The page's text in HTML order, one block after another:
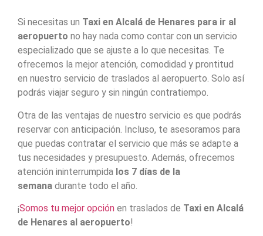
Si necesitas un Taxi en Alcalá de Henares para ir al
aeropuerto no hay nada como contar con un servicio
especializado que se ajuste a lo que necesitas. Te
ofrecemos la mejor atención, comodidad y prontitud
en nuestro servicio de traslados al aeropuerto. Solo así
podrás viajar seguro y sin ningún contratiempo.
Otra de las ventajas de nuestro servicio es que podrás
reservar con anticipación. Incluso, te asesoramos para
que puedas contratar el servicio que más se adapte a
tus necesidades y presupuesto. Además, ofrecemos
atención ininterrumpida los 7 días de la
semana durante todo el año.
¡Somos tu mejor opción en traslados de Taxi en Alcalá
de Henares al aeropuerto!